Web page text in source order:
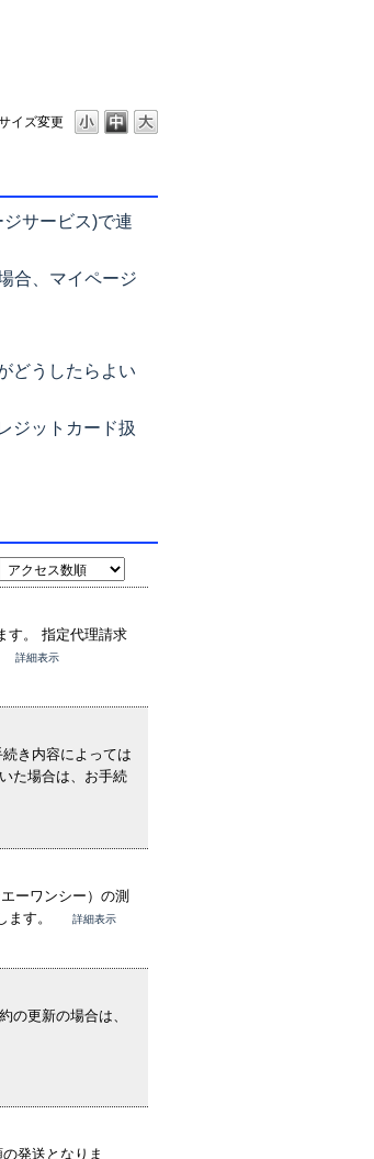
イズ変更
サービス)で連
合、マイページ
どうしたらよい
ジットカード扱
す。 指定代理請求
詳細表示
き内容によっては
た場合は、お手続
ーワンシー）の測
ます。
詳細表示
の更新の場合は、
発送となりま